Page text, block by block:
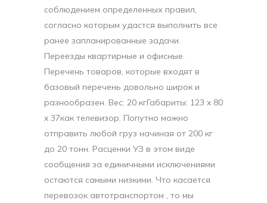
соблюдением определенных правил,
согласно которым удастся выполнить все
ранее запланированные задачи.
Переезды квартирные и офисные.
Перечень товаров, которые входят в
базовый перечень довольно широк и
разнообразен. Вес: 20 кгГабариты: 123 x 80
x 37как телевизор. Попутно можно
отправить любой груз начиная от 200 кг
до 20 тонн. Расценки УЗ в этом виде
сообщения за единичными исключениями
остаются самыми низкими. Что касается
перевозок автотранспортом , то мы